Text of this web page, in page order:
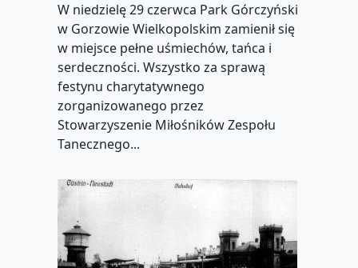
W niedzielę 29 czerwca Park Górczyński
w Gorzowie Wielkopolskim zamienił się
w miejsce pełne uśmiechów, tańca i
serdeczności. Wszystko za sprawą
festynu charytatywnego
zorganizowanego przez
Stowarzyszenie Miłośników Zespołu
Tanecznego...